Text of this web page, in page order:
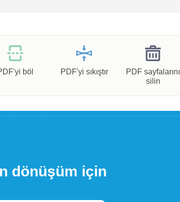
böl PDF'yi sıkıştır
PDF sayfalarını
silin
dönüşüm için